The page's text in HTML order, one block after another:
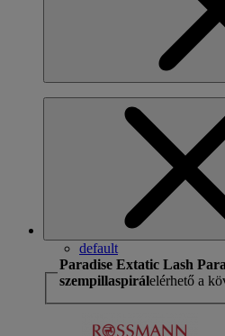
default
Paradise Extatic Lash
szempillaspirálelérhető a